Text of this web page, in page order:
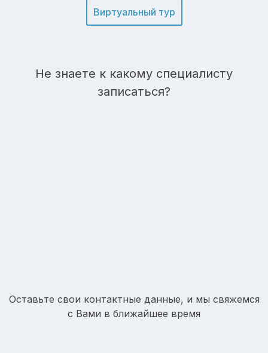
Виртуальный тур
Не знаете к какому специалисту
записаться?
Оставьте свои контактные данные, и мы свяжемся
с Вами в ближайшее время